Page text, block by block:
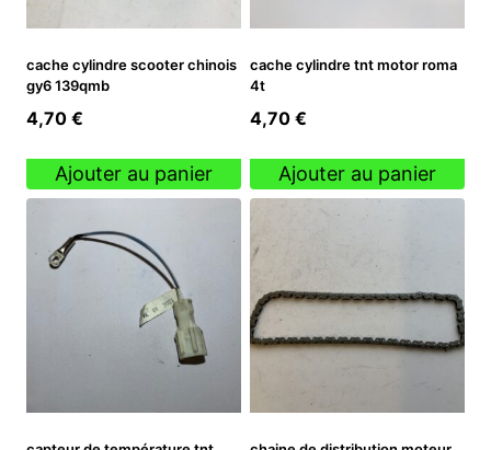
cache cylindre scooter chinois
gy6 139qmb
4,70 €
Ajouter au panier
cache cylindre tnt motor roma
4t
4,70 €
Ajouter au panier